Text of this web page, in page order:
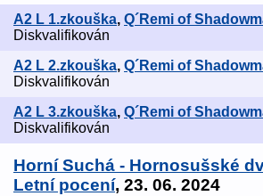
A2 L 1.zkouška, Q´Remi of
Diskvalifikován
A2 L 2.zkouška, Q´Remi of
Diskvalifikován
A2 L 3.zkouška, Q´Remi of
Diskvalifikován
Horní Suchá - Hornosušské
Letní pocení, 23. 06. 2024